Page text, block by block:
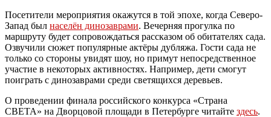
Посетители мероприятия окажутся в той эпохе, когда Северо-
Запад был населён динозаврами. Вечерняя прогулка по
маршруту будет сопровождаться рассказом об обитателях сада.
Озвучили сюжет популярные актёры дубляжа. Гости сада не
только со стороны увидят шоу, но примут непосредственное
участие в некоторых активностях. Например, дети смогут
поиграть с динозаврами среди светящихся деревьев.
О проведении финала российского конкурса «Страна
СВЕТА» на Дворцовой площади в Петербурге читайте здесь.